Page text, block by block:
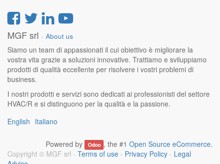
MGF srl - About us
Siamo un team di appassionati il cui obiettivo è migliorare la
vostra vita grazie a soluzioni innovative. Trattiamo e sviluppiamo
prodotti di qualità eccellente per risolvere i vostri problemi di
business.
I nostri prodotti e servizi sono dedicati ai professionisti del settore
HVAC/R e si distinguono per la qualità e la passione.
English Italiano
Powered by Odoo , the #1 Open Source eCommerce.
Copyright © MGF srl - Terms of use - Privacy Policy - Legal